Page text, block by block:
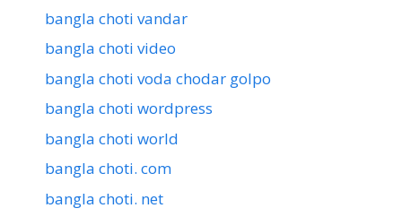
bangla choti vandar
bangla choti video
bangla choti voda chodar golpo
bangla choti wordpress
bangla choti world
bangla choti. com
bangla choti. net